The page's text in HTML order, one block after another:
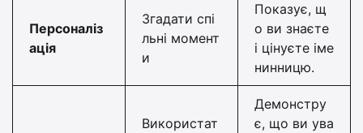
Персоналіз
ація
Згадати спі
льні момент
и
Показує, щ
о ви знаєте
і цінуєте іме
нинницю.
Використат
Демонстру
є, що ви ува